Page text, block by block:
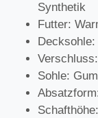
Synthetik
Futter:
Sohle: